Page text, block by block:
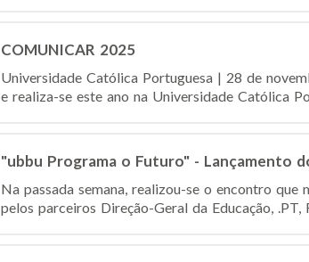
COMUNICAR 2025
Universidade Católica Portuguesa | 28 de
e realiza-se este ano na Universidade Católica
"ubbu Programa o Futuro" - Lançamento
Na passada semana, realizou-se o encontro
pelos parceiros Direção-Geral da Educação,